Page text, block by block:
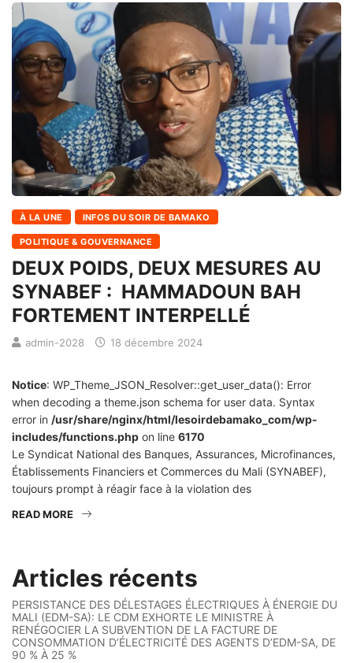
À LA UNE INFOS DU SOIR DE BAMAKO
POLITIQUE & GOUVERNANCE
DEUX POIDS, DEUX MESURES AU
SYNABEF : HAMMADOUN BAH
FORTEMENT INTERPELLÉ
admin-2028 18 décembre 2024
Notice: WP_Theme_JSON_Resolver::get_user_data(): Error
when decoding a theme.json schema for user data. Syntax
error in /usr/share/nginx/html/lesoirdebamako_com/wp-
includes/functions.php on line 6170
Le Syndicat National des Banques, Assurances, Microfinances,
Établissements Financiers et Commerces du Mali (SYNABEF),
toujours prompt à réagir face à la violation des
READ MORE
Articles récents
PERSISTANCE DES DÉLESTAGES ÉLECTRIQUES À ÉNERGIE DU
MALI (EDM-SA): LE CDM EXHORTE LE MINISTRE À
RENÉGOCIER LA SUBVENTION DE LA FACTURE DE
CONSOMMATION D’ÉLECTRICITÉ DES AGENTS D’EDM-SA, DE
90 % À 25 %